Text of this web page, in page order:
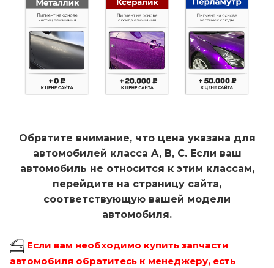
Обратите внимание, что цена указана для
автомобилей класса A, B, C. Если ваш
автомобиль не относится к этим классам,
перейдите на страницу сайта,
соответствующую вашей модели
автомобиля.
Если вам необходимо купить запчасти
автомобиля обратитесь к менеджеру, есть